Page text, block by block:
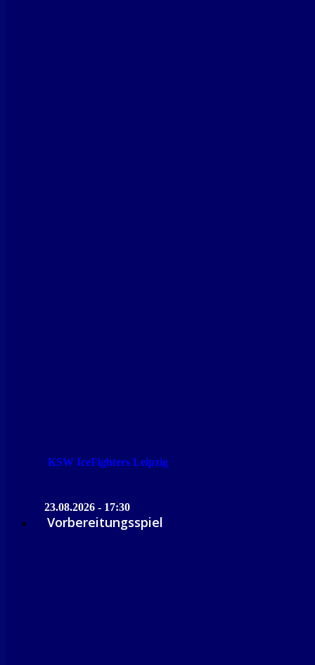
KSW IceFighters Leipzig
23.08.2026 - 17:30
Vorbereitungsspiel